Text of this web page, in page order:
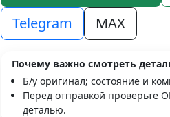
Telegram
MAX
Почему важно смотреть
Б/у оригинал; состояние и
Перед отправкой проверьте
деталью.